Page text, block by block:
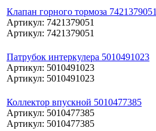
Клапан горного тормоза 7421379051
Артикул: 7421379051
Артикул: 7421379051
Патрубок интеркулера 5010491023
Артикул: 5010491023
Артикул: 5010491023
Коллектор впускной 5010477385
Артикул: 5010477385
Артикул: 5010477385